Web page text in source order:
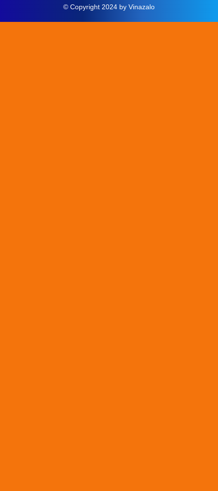
© Copyright 2024 by Vinazalo